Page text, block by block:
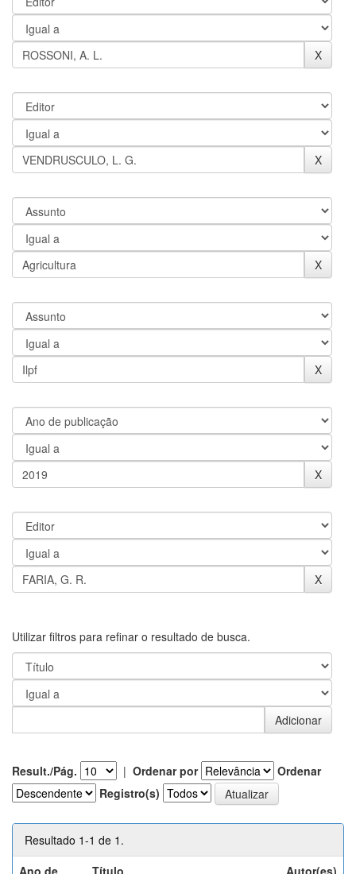
Utilizar filtros para refinar o resultado de busca.
Result./Pág. | Ordenar por
Ordenar
Registro(s)
Resultado 1-1 de 1.
Ano de
Título Autor(es)